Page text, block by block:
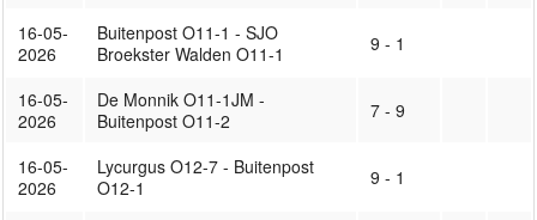
16-05-
2026
Buitenpost O11-1 - SJO
Broekster Walden O11-1
9 - 1
16-05-
2026
De Monnik O11-1JM -
Buitenpost O11-2
7 - 9
16-05-
2026
Lycurgus O12-7 - Buitenpost
O12-1
9 - 1